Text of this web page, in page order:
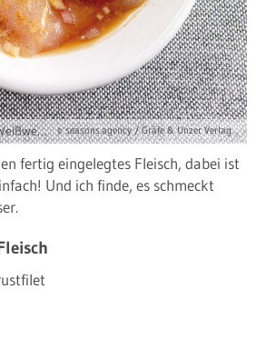
Hähnchenbrustfilet mit Weißwein-Soja-Marinade © seasons.agency / Gräfe & Unzer Verlag / Einwanger, Klaus-Maria
fertig eingelegtes Fleisch, dabei ist
Und ich finde, es schmeckt